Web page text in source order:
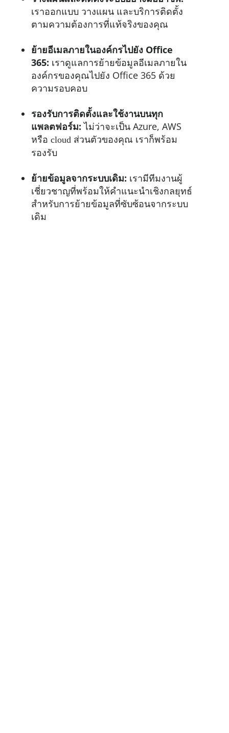
เราออกแบบ วางแผน และบริการติดตั้ง
ตามความต้องการที่แท้จริงของคุณ
ย้ายอีเมลภายในองค์กรไปยัง Office
365: เราดูแลการย้ายข้อมูลอีเมลภายใน
องค์กรของคุณไปยัง Office 365 ด้วย
ความรอบคอบ
รองรับการติดตั้งและใช้งานบนทุก
แพลตฟอร์ม: ไม่ว่าจะเป็น Azure, AWS
หรือ cloud ส่วนตัวของคุณ เราก็พร้อม
รองรับ
ย้ายข้อมูลจากระบบเดิม: เรามีทีมงานผู้
เชี่ยวชาญที่พร้อมให้คำแนะนำเชิงกลยุทธ์
สำหรับการย้ายข้อมูลที่ซับซ้อนจากระบบ
เดิม